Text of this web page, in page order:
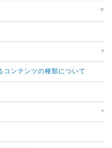
ンテンツの種類について